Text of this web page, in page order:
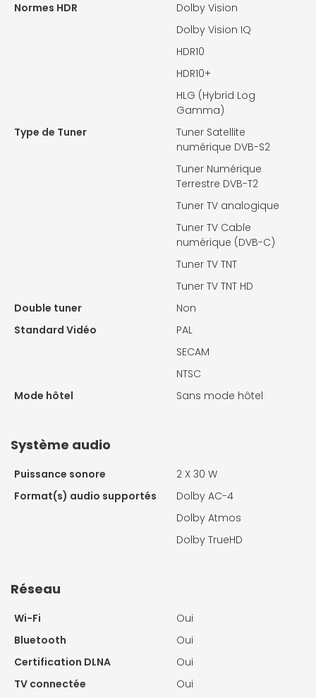
Normes HDR
Dolby Vision
Dolby Vision IQ
HDR10
HDR10+
HLG (Hybrid Log
Gamma)
Type de Tuner
Tuner Satellite
numérique DVB-S2
Tuner Numérique
Terrestre DVB-T2
Tuner TV analogique
Tuner TV Cable
numérique (DVB-C)
Tuner TV TNT
Tuner TV TNT HD
Double tuner
Non
Standard Vidéo
PAL
SECAM
NTSC
Mode hôtel
Sans mode hôtel
Système audio
Puissance sonore 2 X 30 W
Format(s) audio supportés
Dolby AC-4
Dolby Atmos
Dolby TrueHD
Réseau
Wi-Fi
Oui
Bluetooth
Oui
Certification DLNA
Oui
TV connectée
Oui